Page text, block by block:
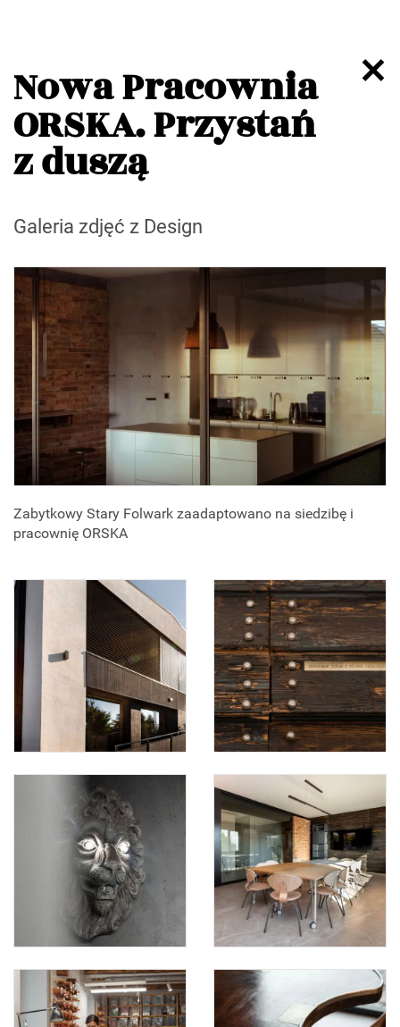
Nowa Pracownia
ORSKA. Przystań
z duszą
Galeria zdjęć z Design
Zabytkowy Stary Folwark zaadaptowano na siedzibę i
pracownię ORSKA